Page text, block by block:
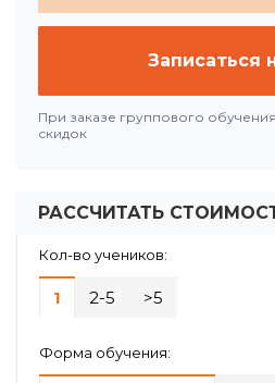
Записаться
При заказе группового обучения
скидок
РАССЧИТАТЬ
Кол-во учеников:
1 2-5 >5
Форма обучения: